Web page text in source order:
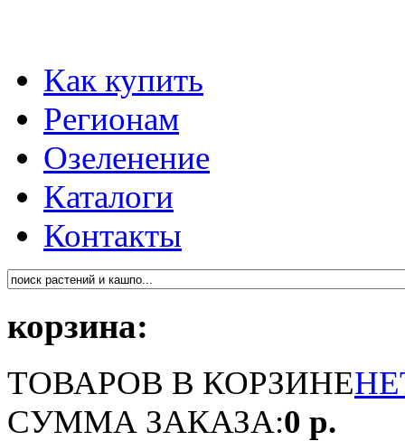
Как купить
Регионам
Озеленение
Каталоги
Контакты
корзина:
ТОВАРОВ В КОРЗИНЕ
СУММА ЗАКАЗА:0 р.